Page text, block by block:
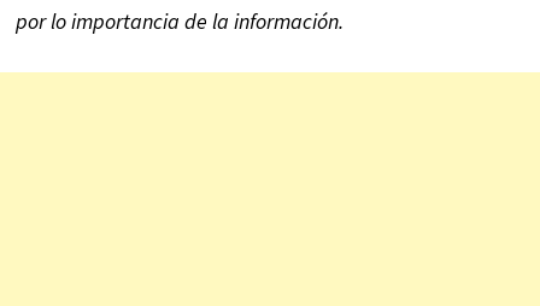
por lo importancia de la información.